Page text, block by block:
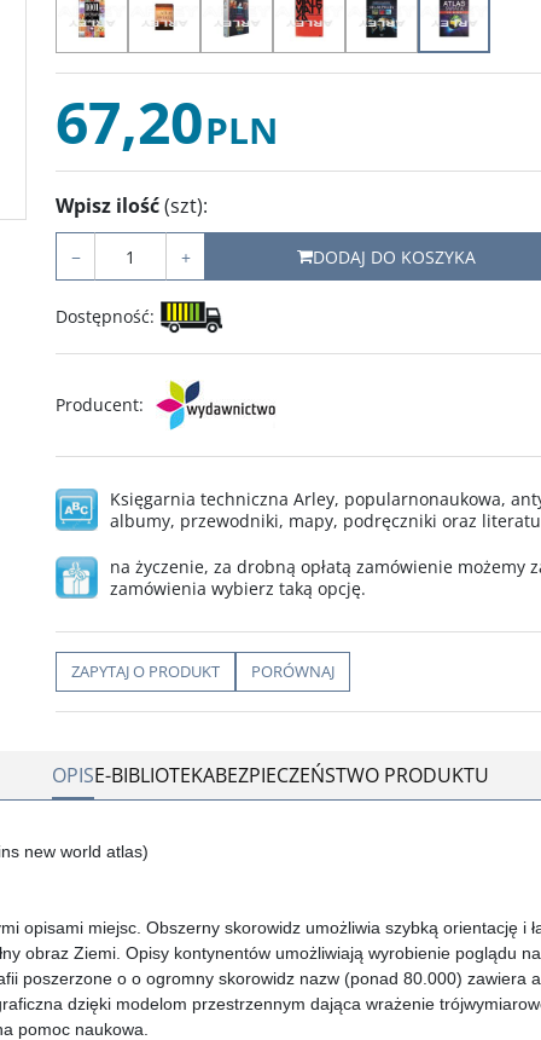
67,20PLN
Wpisz ilość(szt):
− + DODAJ DO KOSZYKA
Dostępność:
Producent:
Księgarnia techniczna Arley, popularnonaukowa,
albumy, przewodniki, mapy, podręczniki oraz
na życzenie, za drobną opłatą zamówienie możemy
zamówienia wybierz taką opcję.
ZAPYTAJ O PRODUKT PORÓWNAJ
OPISE-BIBLIOTEKABEZPIECZEŃSTWO PRODUKTU
new world atlas)
opisami miejsc. Obszerny skorowidz umożliwia szybką orientację i
obraz Ziemi. Opisy kontynentów umożliwiają wyrobienie poglądu
poszerzone o o ogromny skorowidz nazw (ponad 80.000) zawiera
dzięki modelom przestrzennym dająca wrażenie
pomoc naukowa.